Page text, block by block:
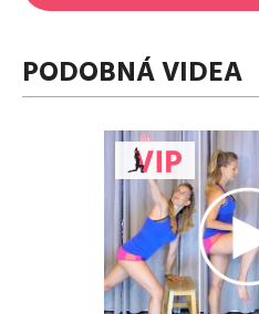
PODOBNÁ VIDEA